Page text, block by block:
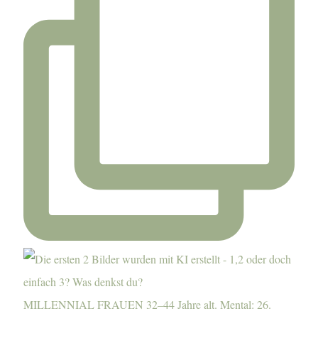
MILLENNIAL FRAUEN 32–44 Jahre alt. Mental: 26.